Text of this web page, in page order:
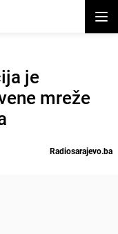
je
mreže
Radiosarajevo.ba